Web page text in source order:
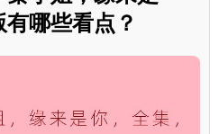
哪些看点？